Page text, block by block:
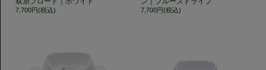
7,700円(税込) 7,700円(税込)